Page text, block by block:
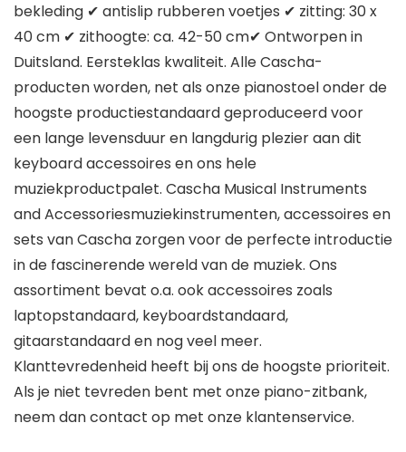
bekleding ✔ antislip rubberen voetjes ✔ zitting: 30 x
40 cm ✔ zithoogte: ca. 42-50 cm✔ Ontworpen in
Duitsland. Eersteklas kwaliteit. Alle Cascha-
producten worden, net als onze pianostoel onder de
hoogste productiestandaard geproduceerd voor
een lange levensduur en langdurig plezier aan dit
keyboard accessoires en ons hele
muziekproductpalet. Cascha Musical Instruments
and Accessoriesmuziekinstrumenten, accessoires en
sets van Cascha zorgen voor de perfecte introductie
in de fascinerende wereld van de muziek. Ons
assortiment bevat o.a. ook accessoires zoals
laptopstandaard, keyboardstandaard,
gitaarstandaard en nog veel meer.
Klanttevredenheid heeft bij ons de hoogste prioriteit.
Als je niet tevreden bent met onze piano-zitbank,
neem dan contact op met onze klantenservice.